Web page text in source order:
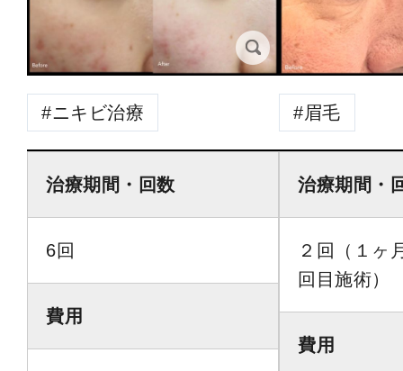
ニキビ治療
治療期間・回数
6回
費用
眉毛
治療期間・
２回（１ヶ
回目施術
費用